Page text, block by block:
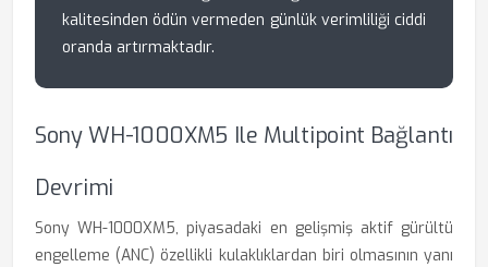
kalitesinden ödün vermeden günlük verimliliği ciddi
oranda artırmaktadır.
Sony WH-1000XM5 Ile Multipoint Bağlantı
Devrimi
Sony WH-1000XM5, piyasadaki en gelişmiş aktif gürültü
engelleme (ANC) özellikli kulaklıklardan biri olmasının yanı